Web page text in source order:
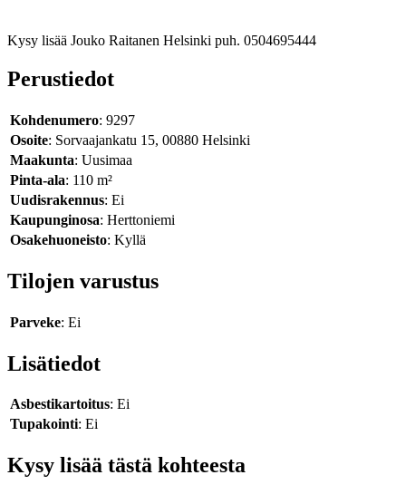
Kysy lisää Jouko Raitanen Helsinki puh. 0504695444
Perustiedot
Kohdenumero: 9297
Osoite: Sorvaajankatu 15, 00880 Helsinki
Maakunta: Uusimaa
Pinta-ala: 110 m²
Uudisrakennus: Ei
Kaupunginosa: Herttoniemi
Osakehuoneisto: Kyllä
Tilojen varustus
Parveke: Ei
Lisätiedot
Asbestikartoitus: Ei
Tupakointi: Ei
Kysy lisää tästä kohteesta